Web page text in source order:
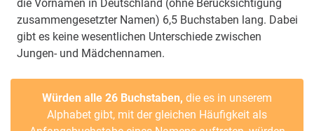
die Vornamen in Deutschland (ohne Berücksichtigung
zusammengesetzter Namen) 6,5 Buchstaben lang. Dabei
gibt es keine wesentlichen Unterschiede zwischen
Jungen- und Mädchennamen.
Würden alle 26 Buchstaben, die es in unserem
Alphabet gibt, mit der gleichen Häufigkeit als